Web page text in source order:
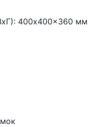
400x400x360 мм